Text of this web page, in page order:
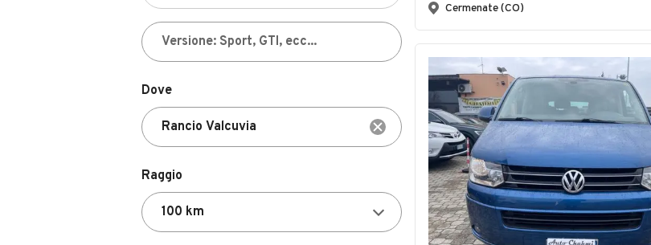
Dove
Raggio
Cermenate (CO)